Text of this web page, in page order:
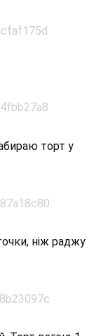
торт у
ніж раджу